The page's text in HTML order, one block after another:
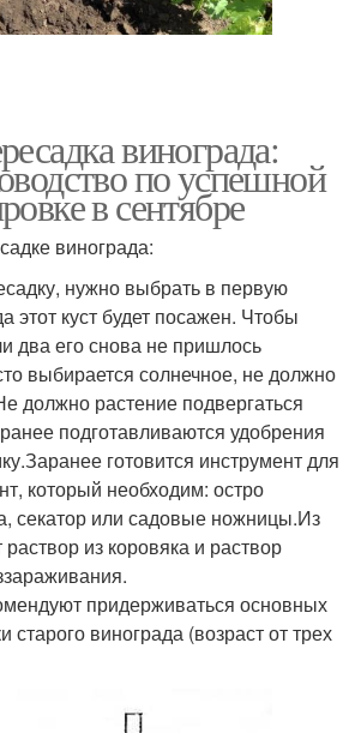
винограда:
по успешной
в сентябре
винограда:
нужно выбрать в первую
этот куст будет посажен. Чтобы
два его снова не пришлось
выбирается солнечное, не должно
должно растение подвергаться
подготавливаются удобрения
готовится инструмент для
который необходим: остро
секатор или садовые ножницы.Из
из коровяка и раствор
придерживаться основных
старого винограда (возраст от трех